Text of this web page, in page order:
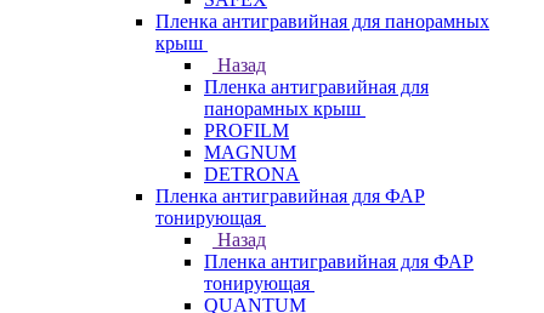
Пленка антигравийная для панорамных
крыш
Назад
Пленка антигравийная для
панорамных крыш
PROFILM
MAGNUM
DETRONA
Пленка антигравийная для ФАР
тонирующая
Назад
Пленка антигравийная для ФАР
тонирующая
QUANTUM